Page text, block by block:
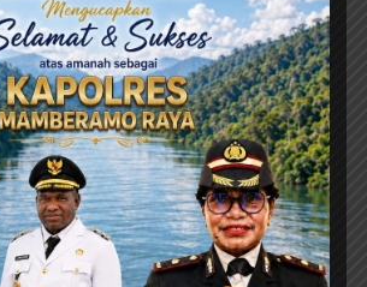
Pemerintah Tetapkan Status KLB,
Hukum Yayasan KISP Tak
MBG
AIPTU Philipus
Soal Gangguan Kamtibmas
Bungkam Sat Reskrim, Juara
Cup I 2026
Paulus Hilapok Siap Kawal